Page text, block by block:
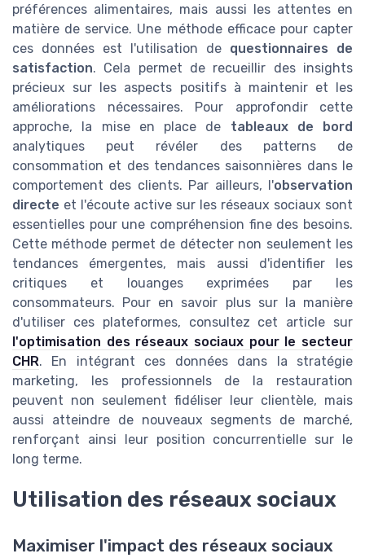
préférences alimentaires, mais aussi les attentes en
matière de service. Une méthode efficace pour capter
ces données est l'utilisation de questionnaires de
satisfaction. Cela permet de recueillir des insights
précieux sur les aspects positifs à maintenir et les
améliorations nécessaires. Pour approfondir cette
approche, la mise en place de tableaux de bord
analytiques peut révéler des patterns de
consommation et des tendances saisonnières dans le
comportement des clients. Par ailleurs, l'observation
directe et l'écoute active sur les réseaux sociaux sont
essentielles pour une compréhension fine des besoins.
Cette méthode permet de détecter non seulement les
tendances émergentes, mais aussi d'identifier les
critiques et louanges exprimées par les
consommateurs. Pour en savoir plus sur la manière
d'utiliser ces plateformes, consultez cet article sur
l'optimisation des réseaux sociaux pour le secteur
CHR. En intégrant ces données dans la stratégie
marketing, les professionnels de la restauration
peuvent non seulement fidéliser leur clientèle, mais
aussi atteindre de nouveaux segments de marché,
renforçant ainsi leur position concurrentielle sur le
long terme.
Utilisation des réseaux sociaux
Maximiser l'impact des réseaux sociaux